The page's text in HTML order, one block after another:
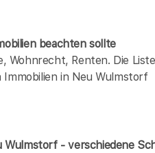
beachten sollte
Wohnrecht, Renten. Die
Immobilien in Neu Wulmstorf
Wulmstorf - verschiedene